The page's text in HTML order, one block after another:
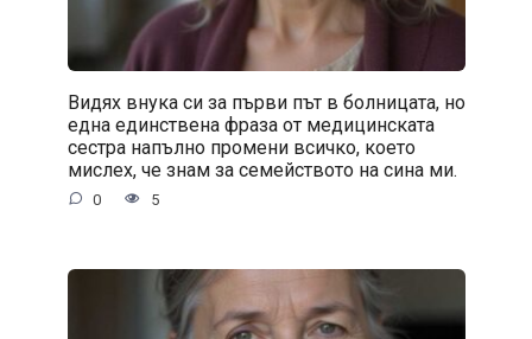
Видях внука си за първи път в болницата, но
една единствена фраза от медицинската
сестра напълно промени всичко, което
мислех, че знам за семейството на сина ми.
0 5